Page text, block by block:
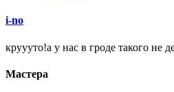
i-no
круууто!а у нас в гроде такого не
Мастера